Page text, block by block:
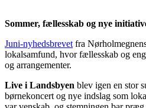
Sommer, fællesskab og nye
Juni-nyhedsbrevet fra
lokalsamfund, hvor fællesskab og
og arrangementer.
Live i Landsbyen blev igen en stor
børnekoncert og nye indslag som